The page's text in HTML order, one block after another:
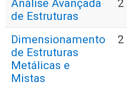
Análise Avançada
de Estruturas
2
Dimensionamento
de Estruturas
Metálicas e
Mistas
2